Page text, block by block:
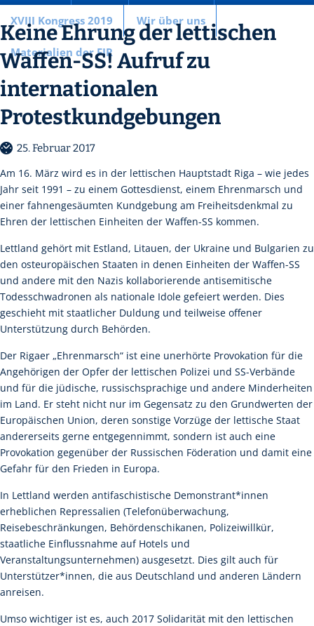
XVIII Kongress 2019 Wir über uns
Materialien der FIR
Keine Ehrung der lettischen
Waffen-SS! Aufruf zu
internationalen
Protestkundgebungen
25. Februar 2017
Am 16. März wird es in der lettischen Hauptstadt Riga – wie jedes
Jahr seit 1991 – zu einem Gottesdienst, einem Ehrenmarsch und
einer fahnengesäumten Kundgebung am Freiheitsdenkmal zu
Ehren der lettischen Einheiten der Waffen-SS kommen.
Lettland gehört mit Estland, Litauen, der Ukraine und Bulgarien zu
den osteuropäischen Staaten in denen Einheiten der Waffen-SS
und andere mit den Nazis kollaborierende antisemitische
Todesschwadronen als nationale Idole gefeiert werden. Dies
geschieht mit staatlicher Duldung und teilweise offener
Unterstützung durch Behörden.
Der Rigaer „Ehrenmarsch“ ist eine unerhörte Provokation für die
Angehörigen der Opfer der lettischen Polizei und SS-Verbände
und für die jüdische, russischsprachige und andere Minderheiten
im Land. Er steht nicht nur im Gegensatz zu den Grundwerten der
Europäischen Union, deren sonstige Vorzüge der lettische Staat
andererseits gerne entgegennimmt, sondern ist auch eine
Provokation gegenüber der Russischen Föderation und damit eine
Gefahr für den Frieden in Europa.
In Lettland werden antifaschistische Demonstrant*innen
erheblichen Repressalien (Telefonüberwachung,
Reisebeschränkungen, Behördenschikanen, Polizeiwillkür,
staatliche Einflussnahme auf Hotels und
Veranstaltungsunternehmen) ausgesetzt. Dies gilt auch für
Unterstützer*innen, die aus Deutschland und anderen Ländern
anreisen.
Umso wichtiger ist es, auch 2017 Solidarität mit den lettischen